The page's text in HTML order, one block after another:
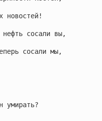
новостей!
сосали вы,
сосали мы,
умирать?